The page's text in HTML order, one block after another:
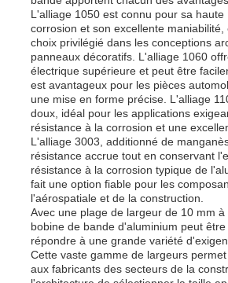
Demander un devis
Rouleau en aluminium
assiette en aluminium
Cercle en aluminium
Bobine en aluminium enduit de
L'alliage 1050 est connu pour sa haute
corrosion et son excellente maniabilité,
choix privilégié dans les conceptions
panneaux décoratifs. L'alliage 1060
électrique supérieure et peut être
est avantageux pour les pièces
une mise en forme précise. L'alliage
doux, idéal pour les applications
résistance à la corrosion et une
L'alliage 3003, additionné de
résistance accrue tout en conservant
résistance à la corrosion typique de
fait une option fiable pour les
l'aérospatiale et de la construction.
Avec une plage de largeur de 10 mm à
bobine de bande d'aluminium peut
répondre à une grande variété
Cette vaste gamme de largeurs
aux fabricants des secteurs de la